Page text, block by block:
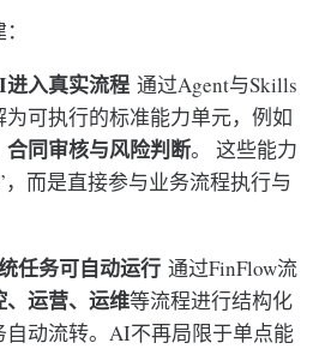
入真实流程通过Agent与Skills
可执行的标准能力单元，例如
同审核与风险判断。 这些能力
而是直接参与业务流程执行与
任务可自动运行通过FinFlow流
运营、运维等流程进行结构化
动流转。AI不再局限于单点能